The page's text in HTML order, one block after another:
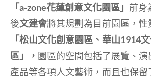
「a-zone花蓮創意文化園區」 前身
後文建會將其規劃為目前園區，性
「松山文化創意園區、華山1914
區」， 園區的空間包括了展覽、
產品等各項人文藝術，而且也保留